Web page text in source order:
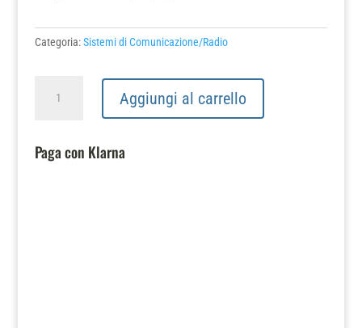
Categoria:Sistemi di Comunicazione/Radio
RICETRASMITTENTE
VHF/UHF
Aggiungi al carrello
Paga con Klarna